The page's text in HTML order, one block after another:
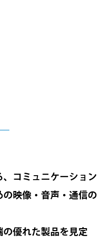
コミュニケーション
の映像・音声・通信の
の優れた製品を見定